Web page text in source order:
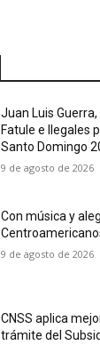
Juan Luis
Fatule e Ilegales
Santo Domingo
9 de agosto de 2026
Con música y
9 de agosto de 2026
CNSS aplica
trámite del